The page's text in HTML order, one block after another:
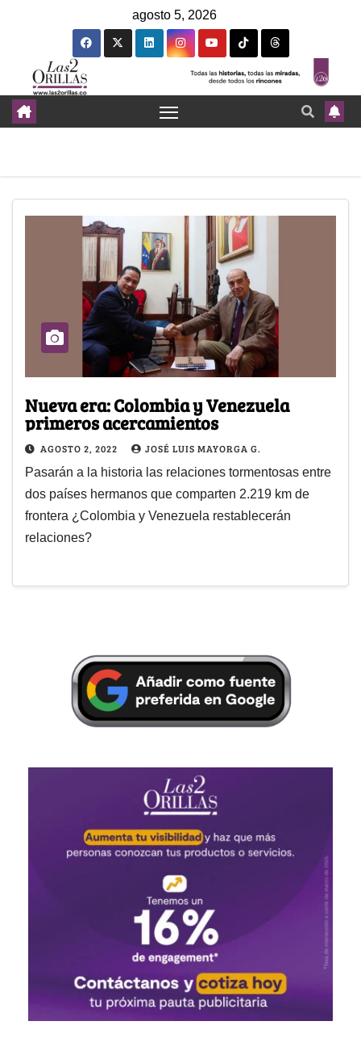
agosto 5, 2026
Nueva era: Colombia y Venezuela
primeros acercamientos
AGOSTO 2, 2022 JOSÉ LUIS MAYORGA G.
Pasarán a la historia las relaciones tormentosas entre
dos países hermanos que comparten 2.219 km de
frontera ¿Colombia y Venezuela restablecerán
relaciones?